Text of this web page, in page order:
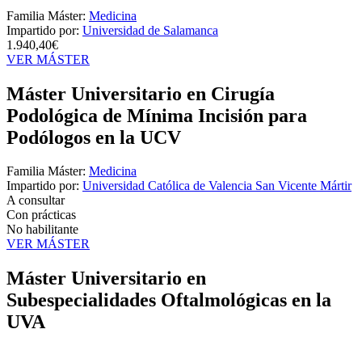
Familia Máster: Medicina
Impartido por: Universidad de Salamanca
1.940,40€
VER MÁSTER
Máster Universitario en Cirugía
Podológica de Mínima Incisión para
Podólogos en la UCV
Familia Máster: Medicina
Impartido por: Universidad Católica de Valencia San Vicente Mártir
A consultar
Con prácticas
No habilitante
VER MÁSTER
Máster Universitario en
Subespecialidades Oftalmológicas en la
UVA